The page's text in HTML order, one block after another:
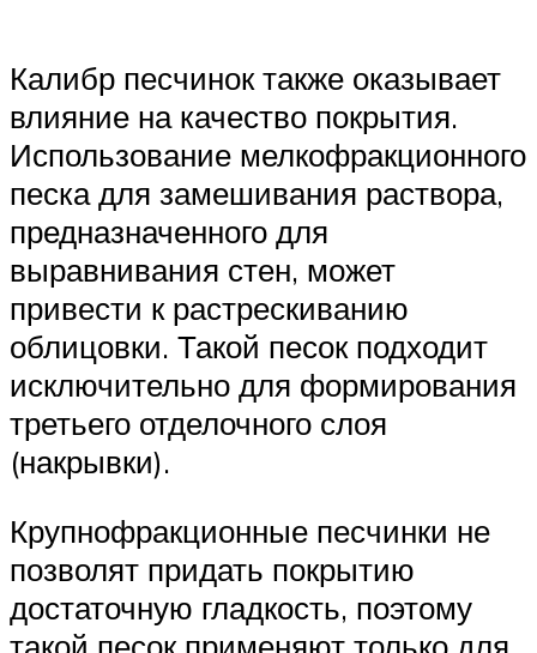
Калибр песчинок также оказывает
влияние на качество покрытия.
Использование мелкофракционного
песка для замешивания раствора,
предназначенного для
выравнивания стен, может
привести к растрескиванию
облицовки. Такой песок подходит
исключительно для формирования
третьего отделочного слоя
(накрывки).
Крупнофракционные песчинки не
позволят придать покрытию
достаточную гладкость, поэтому